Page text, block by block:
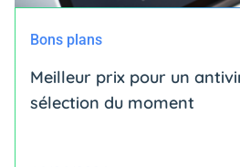
Bons plans
Meilleur prix pour un
sélection du moment